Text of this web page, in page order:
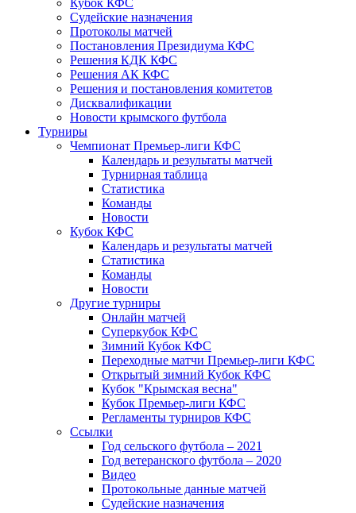
Кубок КФС
Судейские назначения
Протоколы матчей
Постановления Президиума КФС
Решения КДК КФС
Решения АК КФС
Решения и постановления комитетов
Дисквалификации
Новости крымского футбола
Турниры
Чемпионат Премьер-лиги КФС
Календарь и результаты матчей
Турнирная таблица
Статистика
Команды
Новости
Кубок КФС
Календарь и результаты матчей
Статистика
Команды
Новости
Другие турниры
Онлайн матчей
Суперкубок КФС
Зимний Кубок КФС
Переходные матчи Премьер-лиги КФС
Открытый зимний Кубок КФС
Кубок "Крымская весна"
Кубок Премьер-лиги КФС
Регламенты турниров КФС
Ссылки
Год сельского футбола – 2021
Год ветеранского футбола – 2020
Видео
Протокольные данные матчей
Судейские назначения